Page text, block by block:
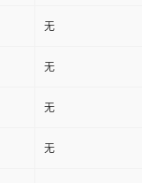
无
无
无
无